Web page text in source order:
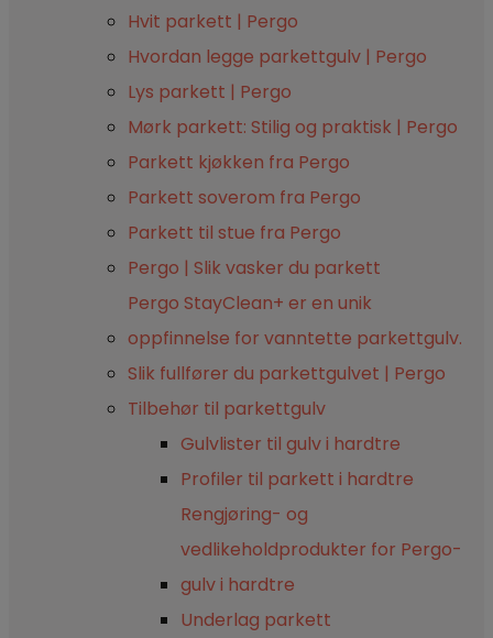
Hvit parkett | Pergo
Hvordan legge parkettgulv | Pergo
Lys parkett | Pergo
Mørk parkett: Stilig og praktisk | Pergo
Parkett kjøkken fra Pergo
Parkett soverom fra Pergo
Parkett til stue fra Pergo
Pergo | Slik vasker du parkett
Pergo StayClean+ er en unik
oppfinnelse for vanntette parkettgulv.
Slik fullfører du parkettgulvet | Pergo
Tilbehør til parkettgulv
Gulvlister til gulv i hardtre
Profiler til parkett i hardtre
Rengjøring- og
vedlikeholdprodukter for Pergo-
gulv i hardtre
Underlag parkett